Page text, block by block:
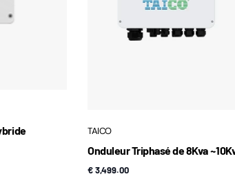
TAICO
Onduleur Triphasé de 8Kva
€ 3,499.00